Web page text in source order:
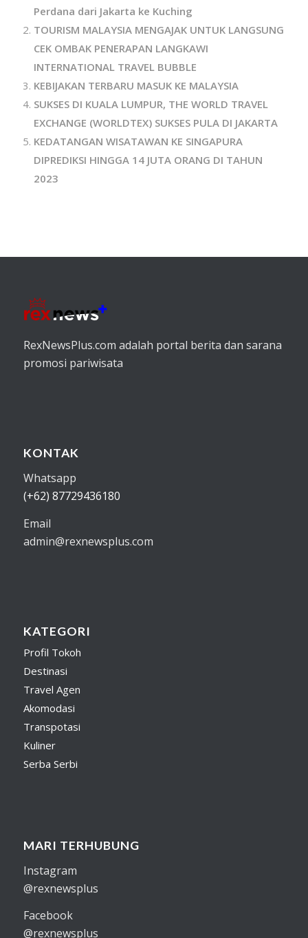
Perdana dari Jakarta ke Kuching
TOURISM MALAYSIA MENGAJAK UNTUK LANGSUNG
CEK OMBAK PENERAPAN LANGKAWI
INTERNATIONAL TRAVEL BUBBLE
KEBIJAKAN TERBARU MASUK KE MALAYSIA
SUKSES DI KUALA LUMPUR, THE WORLD TRAVEL
EXCHANGE (WORLDTEX) SUKSES PULA DI JAKARTA
KEDATANGAN WISATAWAN KE SINGAPURA
DIPREDIKSI HINGGA 14 JUTA ORANG DI TAHUN
2023
RexNewsPlus.com adalah portal berita dan sarana
promosi pariwisata
KONTAK
Whatsapp
(+62) 87729436180
Email
admin@rexnewsplus.com
KATEGORI
Profil Tokoh
Destinasi
Travel Agen
Akomodasi
Transpotasi
Kuliner
Serba Serbi
MARI TERHUBUNG
Instagram
@rexnewsplus
Facebook
@rexnewsplus